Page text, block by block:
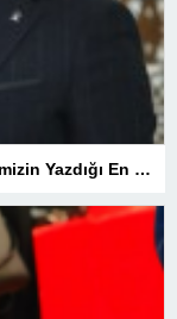
Başkan Selmanoğlu: “15 Temmuz, Milletimizin Yazdığı En Büyük Demokrasi Destanlarından Biridir”